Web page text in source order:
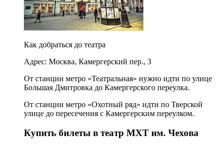
Как добраться до театра
Адрес: Москва, Камергерский пер., 3
От станции метро «Театральная» нужно идти по улице
Большая Дмитровка до Камергерского переулка.
От станции метро «Охотный ряд» идти по Тверской
улице до пересечения с Камергерским переулком.
Купить билеты в театр МХТ им. Чехова